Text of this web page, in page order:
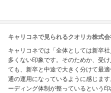
キャリコネで見られるクオリカ株式
キャリコネでは「全体としては新卒
多くない印象です。そのためか、受
ても、新卒と中途で大きく分けて最
通の運用になっているように感じま
ーディング体制が整っているという